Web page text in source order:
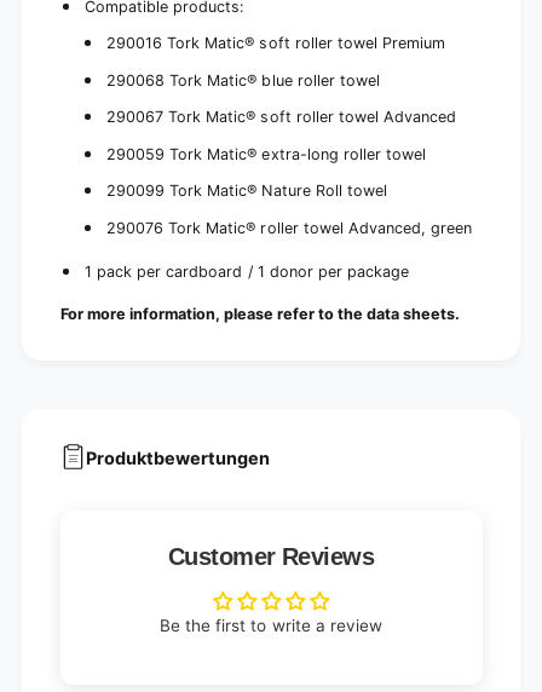
Compatible products:
290016 Tork Matic® soft roller towel Premium
290068 Tork Matic® blue roller towel
290067 Tork Matic® soft roller towel Advanced
290059 Tork Matic® extra-long roller towel
290099 Tork Matic® Nature Roll towel
290076 Tork Matic® roller towel Advanced, green
1 pack per cardboard / 1 donor per package
For more information, please refer to the data sheets.
Produktbewertungen
Customer Reviews
Be the first to write a review